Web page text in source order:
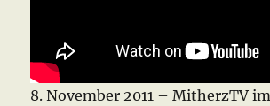
8. November 2011 – MitherzTV